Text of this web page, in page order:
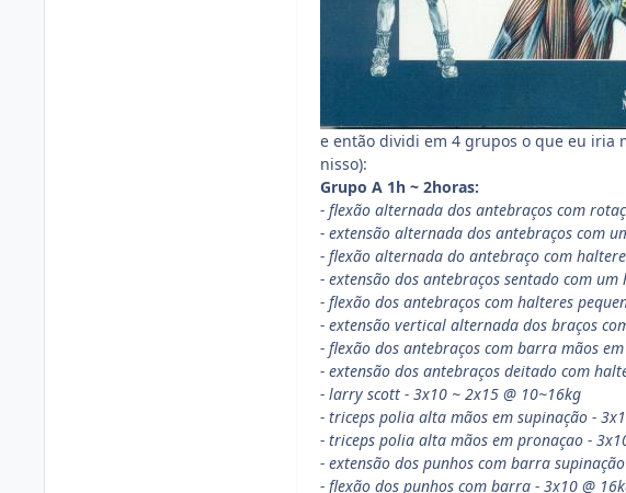
e então dividi em 4 grupos o que eu iria
nisso):
Grupo A 1h ~ 2horas:
- flexão alternada dos antebraços com
- extensão alternada dos antebraços com
- flexão alternada do antebraço com
- extensão dos antebraços sentado com
- flexão dos antebraços com halteres
- extensão vertical alternada dos braços
- flexão dos antebraços com barra mãos
- extensão dos antebraços deitado com
- larry scott - 3x10 ~ 2x15 @ 10~16kg
- triceps polia alta mãos em supinação -
- triceps polia alta mãos em pronaçao -
- extensão dos punhos com barra
- flexão dos punhos com barra - 3x10 @